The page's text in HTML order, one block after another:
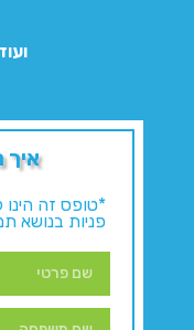
איך
*טופס זה
פניות בנושא